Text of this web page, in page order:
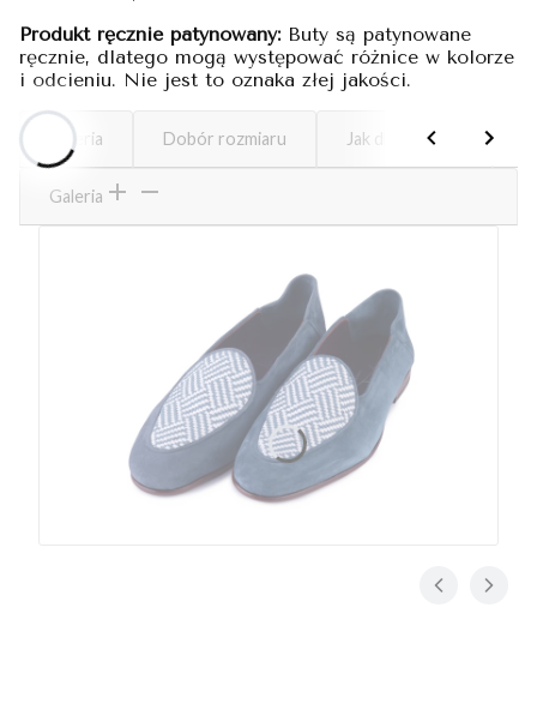
Produkt ręcznie patynowany:Buty są patynowane
ręcznie, dlatego mogą występować różnice w kolorze
i odcieniu. Nie jest to oznaka złej jakości.
Galeria Dobór rozmiaru Jak dbać o buty
Galeria